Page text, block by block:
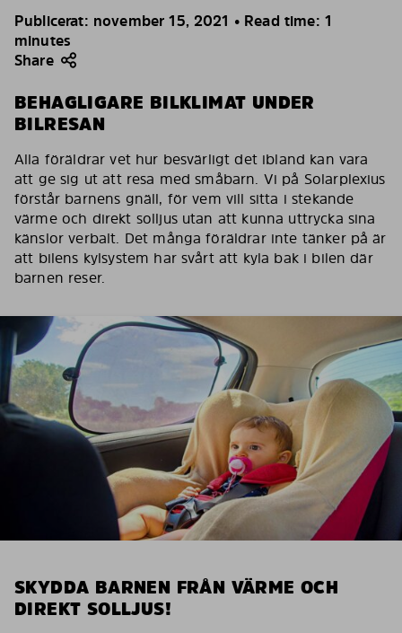
Publicerat: november 15, 2021 • Read time: 1
minutes
Share
BEHAGLIGARE BILKLIMAT UNDER
BILRESAN
Alla föräldrar vet hur besvärligt det ibland kan vara
att ge sig ut att resa med småbarn. Vi på Solarplexius
förstår barnens gnäll, för vem vill sitta i stekande
värme och direkt solljus utan att kunna uttrycka sina
känslor verbalt. Det många föräldrar inte tänker på är
att bilens kylsystem har svårt att kyla bak i bilen där
barnen reser.
SKYDDA BARNEN FRÅN VÄRME OCH
DIREKT SOLLJUS!